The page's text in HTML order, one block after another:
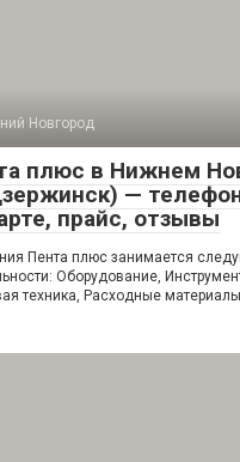
Новгород
плюс в Нижнем
—
прайс, отзывы
Пента плюс занимается
Оборудование,
техника, Расходные